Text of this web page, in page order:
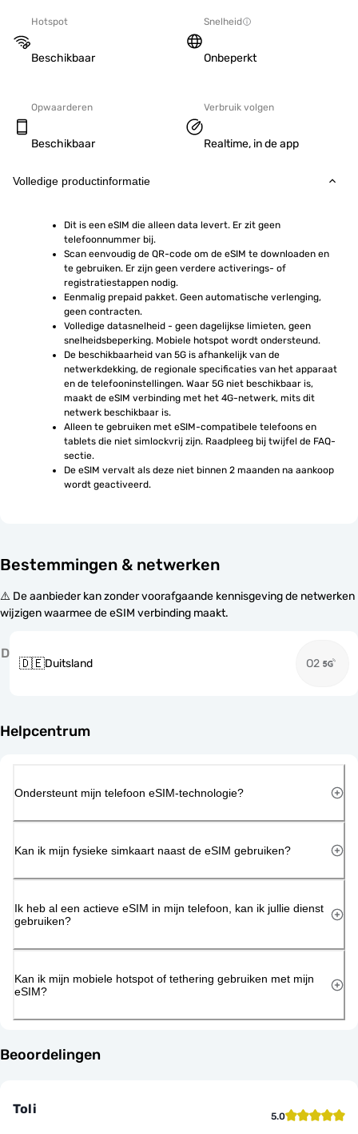
Hotspot
Beschikbaar
Snelheid
Onbeperkt
Opwaarderen
Beschikbaar
Verbruik volgen
Realtime, in de app
Volledige productinformatie
Dit is een eSIM die alleen data levert. Er zit geen
telefoonnummer bij.
Scan eenvoudig de QR-code om de eSIM te downloaden en
te gebruiken. Er zijn geen verdere activerings- of
registratiestappen nodig.
Eenmalig prepaid pakket. Geen automatische verlenging,
geen contracten.
Volledige datasnelheid - geen dagelijkse limieten, geen
snelheidsbeperking. Mobiele hotspot wordt ondersteund.
De beschikbaarheid van 5G is afhankelijk van de
netwerkdekking, de regionale specificaties van het apparaat
en de telefooninstellingen. Waar 5G niet beschikbaar is,
maakt de eSIM verbinding met het 4G-netwerk, mits dit
netwerk beschikbaar is.
Alleen te gebruiken met eSIM-compatibele telefoons en
tablets die niet simlockvrij zijn. Raadpleeg bij twijfel de FAQ-
sectie.
De eSIM vervalt als deze niet binnen 2 maanden na aankoop
wordt geactiveerd.
Bestemmingen & netwerken
⚠️ De aanbieder kan zonder voorafgaande kennisgeving de netwerken
wijzigen waarmee de eSIM verbinding maakt.
D
🇩🇪Duitsland O2
Helpcentrum
Ondersteunt mijn telefoon eSIM-technologie?
Kan ik mijn fysieke simkaart naast de eSIM gebruiken?
Ik heb al een actieve eSIM in mijn telefoon, kan ik jullie dienst
gebruiken?
Kan ik mijn mobiele hotspot of tethering gebruiken met mijn
eSIM?
Beoordelingen
Toli 5.0